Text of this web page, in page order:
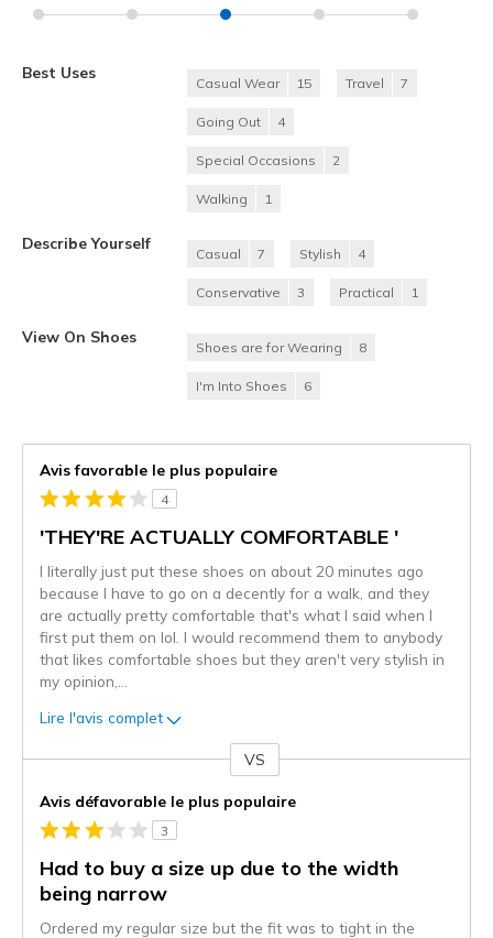
Best Uses
Casual Wear 15 Travel 7
Going Out 4
Special Occasions 2
Walking 1
Describe Yourself
Casual 7 Stylish 4
Conservative 3 Practical 1
View On Shoes
Shoes are for Wearing 8
I'm Into Shoes 6
Avis favorable le plus populaire
4
'THEY'RE ACTUALLY COMFORTABLE '
I literally just put these shoes on about 20 minutes ago
because I have to go on a decently for a walk, and they
are actually pretty comfortable that's what I said when I
first put them on lol. I would recommend them to anybody
that likes comfortable shoes but they aren't very stylish in
my opinion,
Lire l'avis complet
projecteur
sur
les
critiques
VS
Avis défavorable le plus populaire
3
Had to buy a size up due to the width
being narrow
Ordered my regular size but the fit was to tight in the